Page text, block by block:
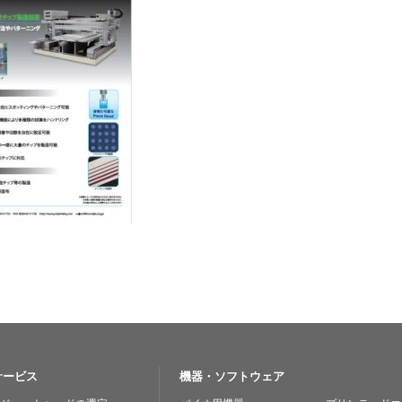
ビス 機器・ソフトウェア